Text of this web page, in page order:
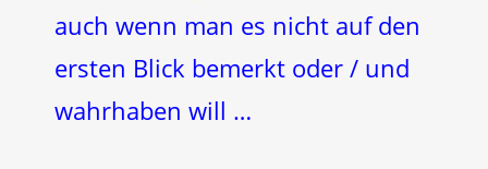
auch wenn man es nicht auf den
ersten Blick bemerkt oder / und
wahrhaben will …